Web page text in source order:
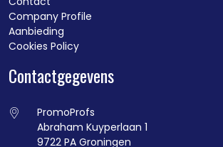
Company Profile
Aanbieding
Cookies Policy
Contactgegevens
PromoProfs
Abraham Kuyperlaan 1
9722 PA Groningen